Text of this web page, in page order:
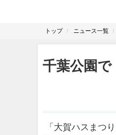
トップ ニュース一覧
千葉公園
「大賀ハスまつ